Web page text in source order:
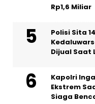
Rp1,6 Miliar
Polisi Sita
Dijual Saat
Kapolri
Ekstrem
Siaga